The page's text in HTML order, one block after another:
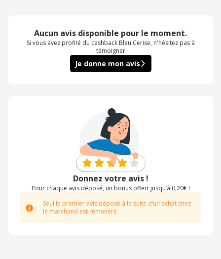
Aucun avis disponible pour le moment.
Si vous avez profité du cashback Bleu Cerise, n'hésitez pas à
témoigner
Je donne mon avis
Donnez votre avis !
Pour chaque avis déposé, un bonus offert jusqu’à 0,20€ !
Seul le premier avis déposé à la suite d’un achat chez
le marchand est rémunéré.